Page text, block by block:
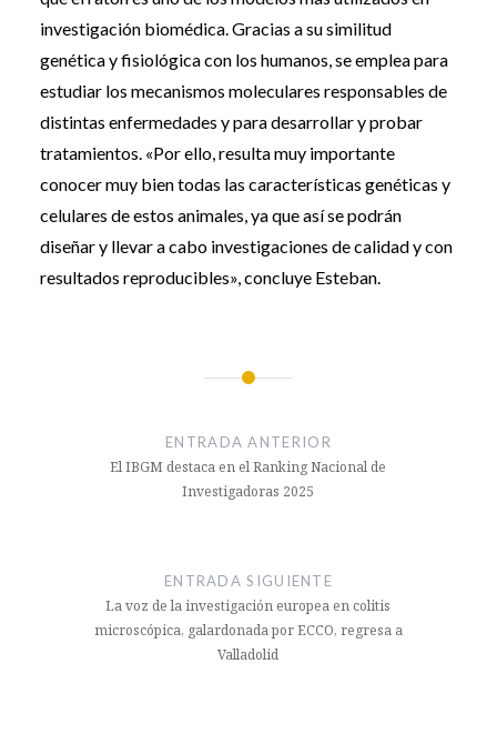
investigación biomédica. Gracias a su similitud
genética y fisiológica con los humanos, se emplea para
estudiar los mecanismos moleculares responsables de
distintas enfermedades y para desarrollar y probar
tratamientos. «Por ello, resulta muy importante
conocer muy bien todas las características genéticas y
celulares de estos animales, ya que así se podrán
diseñar y llevar a cabo investigaciones de calidad y con
resultados reproducibles», concluye Esteban.
entradas
ENTRADA ANTERIOR
El IBGM destaca en el Ranking Nacional de
Investigadoras 2025
ENTRADA SIGUIENTE
La voz de la investigación europea en colitis
microscópica, galardonada por ECCO, regresa a
Valladolid